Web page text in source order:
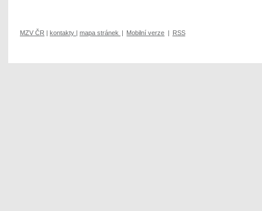
MZV ČR | kontakty | mapa stránek | Mobilní verze | RSS